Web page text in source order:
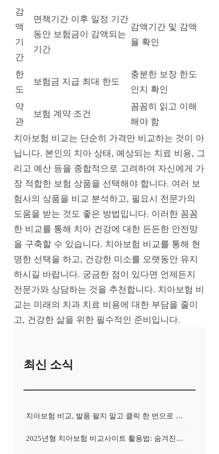
감
액
기
간
면책기간 이후 일정 기간
동안 보험금이 감액되는
기간
감액기간 및 감액
율 확인
한
도
보험금 지급 최대 한도
충분한 보장 한도
인지 확인
약
관
보험 계약 조건
꼼꼼히 읽고 이해
해야 함
치아보험 비교는 단순히 가격만 비교하는 것이 아
닙니다. 본인의 치아 상태, 예상되는 치료 비용, 그
리고 예산 등을 종합적으로 고려하여 자신에게 가
장 적합한 보험 상품을 선택해야 합니다. 여러 보
험사의 상품을 비교 분석하고, 필요시 전문가의
도움을 받는 것도 좋은 방법입니다. 이러한 꼼꼼
한 비교를 통해 치아 건강에 대한 든든한 안전망
을 구축할 수 있습니다. 치아보험 비교를 통해 현
명한 선택을 하고, 건강한 미소를 오랫동안 유지
하시길 바랍니다. 궁금한 점이 있다면 언제든지
전문가와 상담하는 것을 추천합니다. 치아보험 비
교는 미래의 치과 치료 비용에 대한 부담을 줄이
고, 건강한 삶을 위한 필수적인 준비입니다.
최신 소식
치아보험 비교, 발품 팔지 말고 클릭 한 번으로 끝내는 비법! 후기 대방출
2025년형 치아보험 비교사이트 활용법: 숨겨진 보험금 100% 환급 전략